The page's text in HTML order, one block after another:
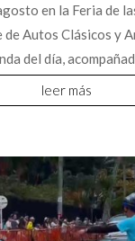
en la Feria de
Autos Clásicos y
del día,
leer más